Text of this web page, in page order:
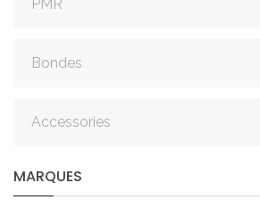
PMR
Bondes
Accessories
MARQUES